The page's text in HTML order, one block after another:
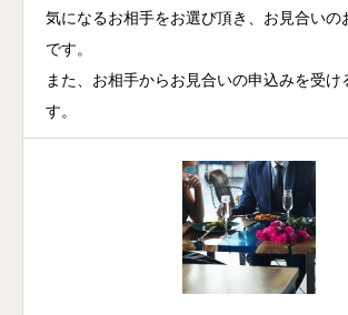
気になるお相手をお選び頂き、お見合いの
です。
また、お相手からお見合いの申込みを受け
す。